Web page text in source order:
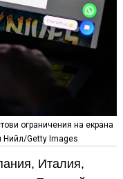
ограничения на екрана
Нийл/Getty Images
Италия,